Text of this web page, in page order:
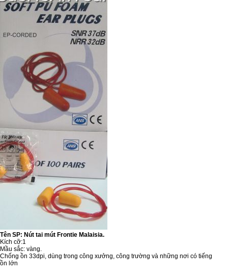
Tên SP: Nút tai mút Frontie Malaisia.
Kích cỡ:1
Mầu sắc: vàng.
Chống ồn 33dpi, dùng trong công xưởng, công trường và những nơi có tiếng
ồn lớn